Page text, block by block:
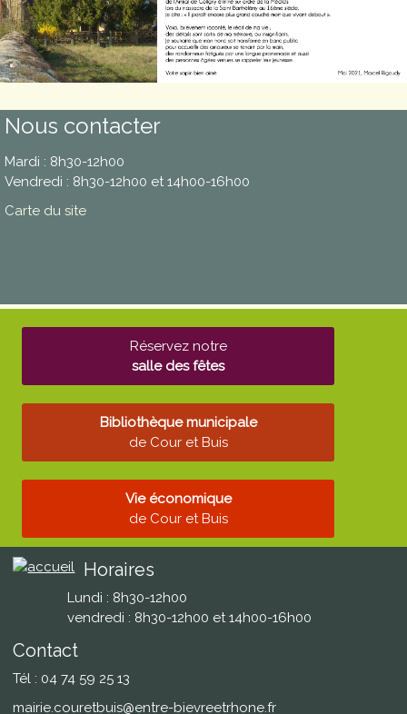
Nous contacter
Mardi : 8h30-12h00
Vendredi : 8h30-12h00 et 14h00-16h00
Carte du site
Réservez notre
salle des fêtes
Bibliothèque municipale
de Cour et Buis
Vie économique
de Cour et Buis
Horaires
Lundi : 8h30-12h00
vendredi : 8h30-12h00 et 14h00-16h00
Contact
Tél : 04 74 59 25 13
mairie.couretbuis@entre-bievreetrhone.fr